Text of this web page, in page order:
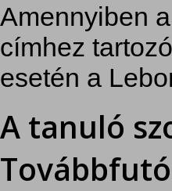
Amennyiben
címhez
esetén a
A tanuló